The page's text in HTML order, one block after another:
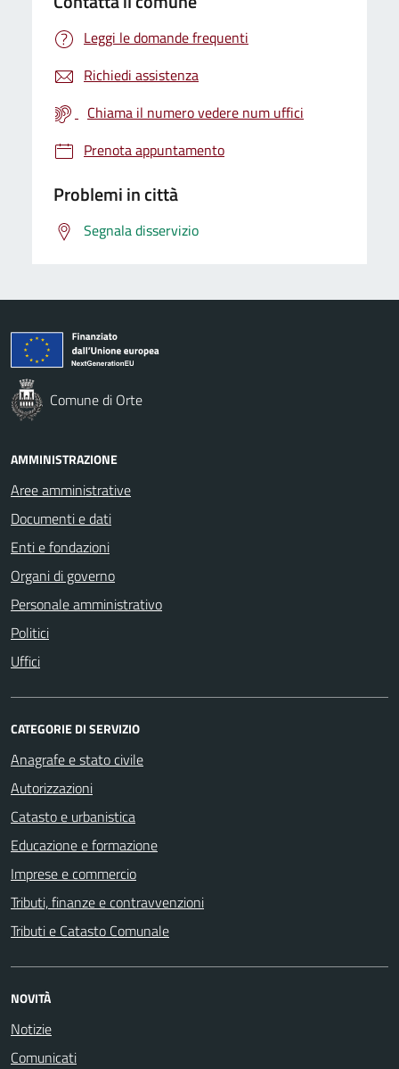
Leggi le domande frequenti
Richiedi assistenza
Chiama il numero vedere num uffici
Prenota appuntamento
Problemi in città
Segnala disservizio
Comune di Orte
AMMINISTRAZIONE
Aree amministrative
Documenti e dati
Enti e fondazioni
Organi di governo
Personale amministrativo
Politici
Uffici
CATEGORIE DI SERVIZIO
Anagrafe e stato civile
Autorizzazioni
Catasto e urbanistica
Educazione e formazione
Imprese e commercio
Tributi, finanze e contravvenzioni
Tributi e Catasto Comunale
NOVITÀ
Notizie
Comunicati